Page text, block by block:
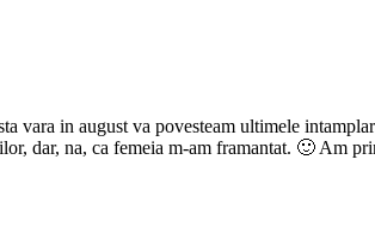
in august va povesteam ultimele
dar, na, ca femeia m-am framantat. 🙂 Am